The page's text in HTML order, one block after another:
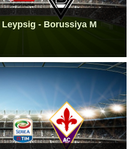
- Borussiya M